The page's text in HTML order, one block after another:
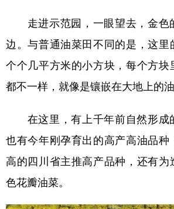
English Español
Русский язык 日本語
走进示范园，一眼望去，金色
边。与普通油菜田不同的是，这里
个个几平方米的小方块，每个方块
都不一样，就像是镶嵌在大地上的油
在这里，有上千年前自然形成
也有今年刚孕育出的高产高油品种
高的四川省主推高产品种，还有为
色花瓣油菜。